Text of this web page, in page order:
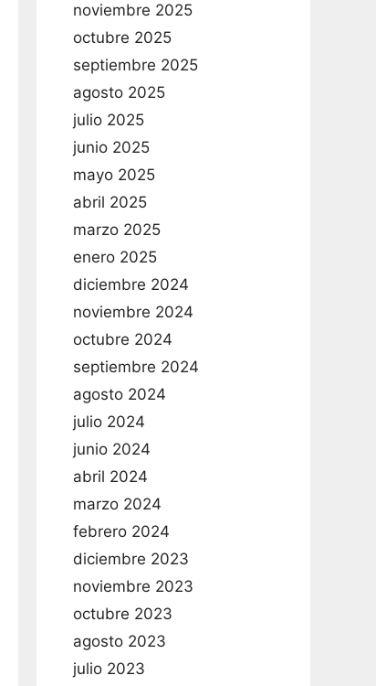
noviembre 2025
octubre 2025
septiembre 2025
agosto 2025
julio 2025
junio 2025
mayo 2025
abril 2025
marzo 2025
enero 2025
diciembre 2024
noviembre 2024
octubre 2024
septiembre 2024
agosto 2024
julio 2024
junio 2024
abril 2024
marzo 2024
febrero 2024
diciembre 2023
noviembre 2023
octubre 2023
agosto 2023
julio 2023